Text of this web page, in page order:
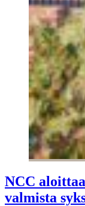
NCC
valmista